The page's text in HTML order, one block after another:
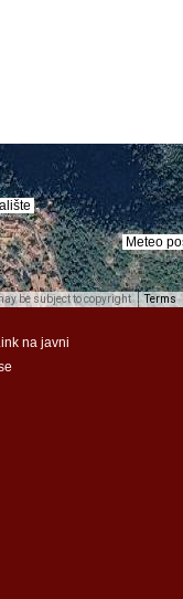
Meteo
Meteo
be subject to copyright Terms
na javni